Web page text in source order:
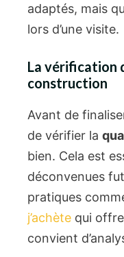
adaptés, mais
lors d’une visite.
La vérification
construction
Avant de
de vérifier la
bien. Cela est
déconvenues
pratiques
j’achète qui
convient